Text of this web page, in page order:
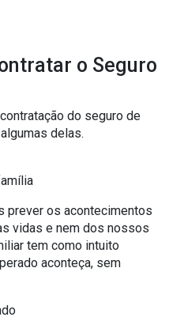
o Seguro
do seguro de
delas.
prever os acontecimentos
vidas e nem dos nossos
tem como intuito
aconteça, sem